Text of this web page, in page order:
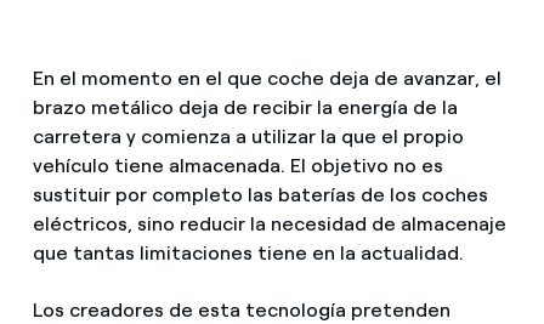
En el momento en el que coche deja de avanzar, el
brazo metálico deja de recibir la energía de la
carretera y comienza a utilizar la que el propio
vehículo tiene almacenada. El objetivo no es
sustituir por completo las baterías de los coches
eléctricos, sino reducir la necesidad de almacenaje
que tantas limitaciones tiene en la actualidad.
Los creadores de esta tecnología pretenden